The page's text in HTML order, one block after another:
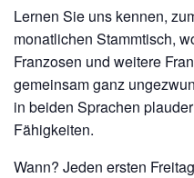
Lernen Sie uns kennen,
monatlichen Stammtisch,
Franzosen und weitere
gemeinsam ganz
in beiden Sprachen
Fähigkeiten.
Wann? Jeden ersten